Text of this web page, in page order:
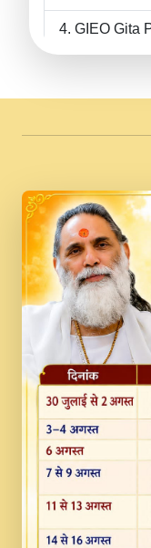
GIEO Gita
II Swami
JINU
Pawan ji 20-
PRABHU
Kina
Vaishno Devi
Lakhwinder
MERE
NEW
FULL VIDEO
Na To
Divine
Radha
Song By